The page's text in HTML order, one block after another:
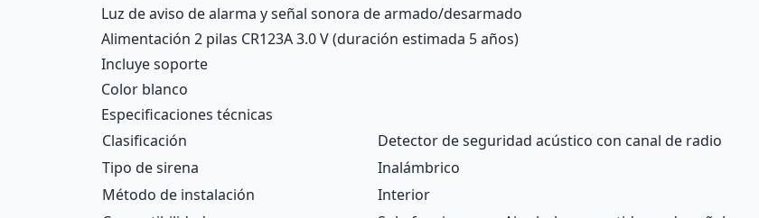
Luz de aviso de alarma y señal sonora de armado/desarmado
Alimentación 2 pilas CR123A 3.0 V (duración estimada 5 años)
Incluye soporte
Color blanco
Especificaciones técnicas
Clasificación
Detector de seguridad acústico con canal de radio
Tipo de sirena
Inalámbrico
Método de instalación
Interior